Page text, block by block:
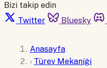
Bizi takip edin
Twitter
Bluesky
Anasayfa
› Türev Mekaniği